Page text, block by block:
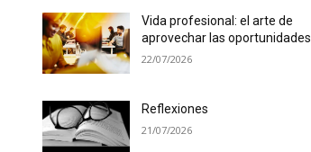
Vida profesional: el arte de
aprovechar las oportunidades
22/07/2026
Reflexiones
21/07/2026